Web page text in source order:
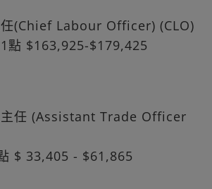
(Chief Labour Officer) (CLO)
點 $163,925-$179,425
任 (Assistant Trade Officer
$ 33,405 - $61,865